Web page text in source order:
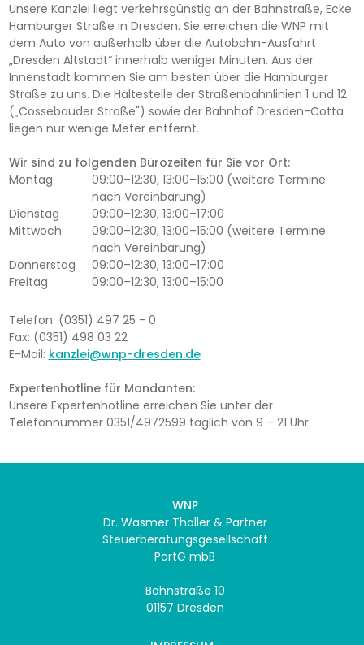
Unsere Kanzlei liegt verkehrsgünstig an der Bahnstraße, Ecke
Hamburger Straße in Dresden. Sie erreichen die WNP mit
dem Auto von außerhalb über die Autobahn-Ausfahrt
„Dresden Altstadt“ innerhalb weniger Minuten. Aus der
Innenstadt kommen Sie am besten über die Hamburger
Straße zu uns. Die Haltestelle der Straßenbahnlinien 1 und 12
(„Cossebauder Straße") sowie der Bahnhof Dresden-Cotta
liegen nur wenige Meter entfernt.
Wir sind zu folgenden Bürozeiten für Sie vor Ort:
Montag
09:00–12:30, 13:00–15:00 (weitere Termine
nach Vereinbarung)
Dienstag
09:00–12:30, 13:00–17:00
Mittwoch
09:00–12:30, 13:00–15:00 (weitere Termine
nach Vereinbarung)
Donnerstag
09:00–12:30, 13:00–17:00
Freitag
09:00–12:30, 13:00–15:00
Telefon: (0351) 497 25 - 0
Fax: (0351) 498 03 22
E-Mail: kanzlei@wnp-dresden.de
Expertenhotline für Mandanten:
Unsere Expertenhotline erreichen Sie unter der
Telefonnummer 0351/4972599 täglich von 9 – 21 Uhr.
WNP
Dr. Wasmer Thaller & Partner
Steuerberatungsgesellschaft
PartG mbB
Bahnstraße 10
01157 Dresden